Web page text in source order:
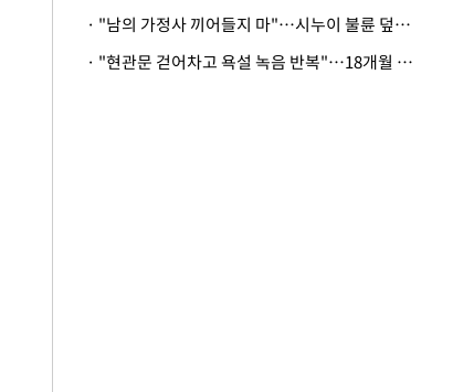
· "남의 가정사 끼어들지 마"…시누이 불륜 덮으려는 남편에 억울한 아내
· "현관문 걷어차고 욕설 녹음 반복"…18개월 아기 키우는 집 뒤흔든 '앞집의 비극'